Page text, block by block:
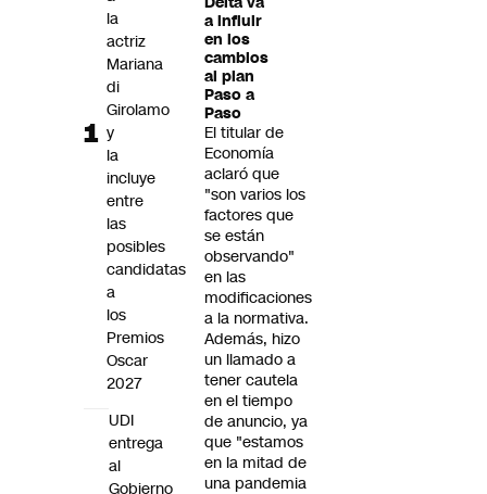
a influir
en los
cambios
al plan
Paso a
Paso
El titular de
Economía
aclaró que
"son varios los
factores que
se están
observando"
en las
modificaciones
a la normativa.
Además, hizo
un llamado a
tener cautela
en el tiempo
de anuncio, ya
que "estamos
en la mitad de
una pandemia
la
actriz
Mariana
di
Girolamo
y
la
incluye
entre
las
posibles
candidatas
a
los
Premios
Oscar
2027
UDI
entrega
al
Gobierno